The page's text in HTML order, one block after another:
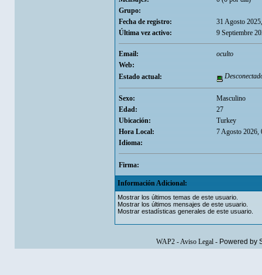
Grupo:
Fecha de registro:
31 Agosto
Última vez activo:
9 Septiembre
Email:
oculto
Web:
Estado actual:
Sexo:
Masculino
Edad:
27
Ubicación:
Turkey
Hora Local:
7 Agosto 2026,
Idioma:
Firma:
Información Adicional:
Mostrar los últimos temas de este usuario.
Mostrar los últimos mensajes de este usuario.
Mostrar estadísticas generales de este usuario.
WAP2-Aviso Legal- Powered by